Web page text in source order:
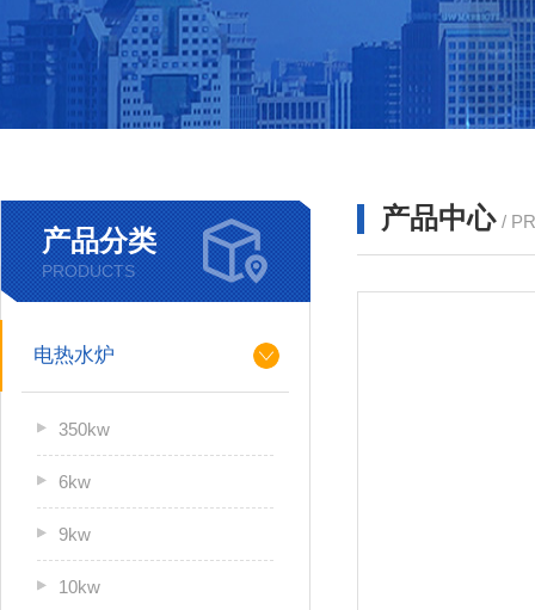
产品分类
PRODUCTS
电热水炉
350kw
6kw
9kw
10kw
产品中心 /